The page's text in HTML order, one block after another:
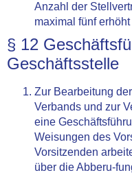
Anzahl der
maximal fünf
§ 12
Geschäftsstelle
Zur Bearbeitung
Verbands und zur
eine
Weisungen des
Vorsitzenden
über die Abberu-